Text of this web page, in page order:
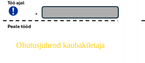
Ohutusjuhend kaubakiletaja